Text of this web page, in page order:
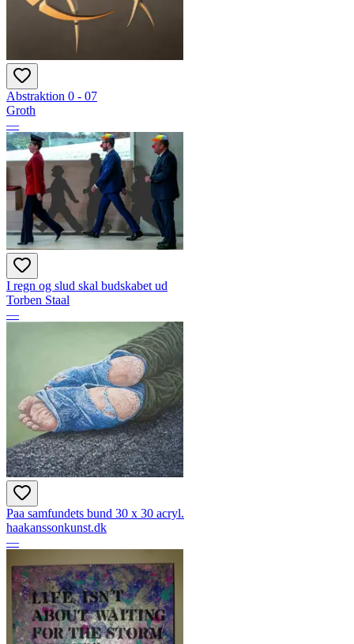
Abstraktion 0 - 07
Groth
—
I regn og slud skal budskabet ud
Torben Staal
—
Paa samfundets bund 30 x 30 acryl.
haakanssonkunst.dk
—